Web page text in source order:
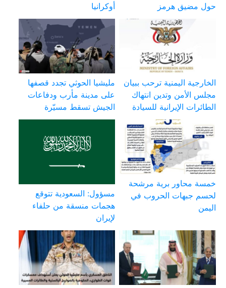
حول مضيق هرمز
أوكرانيا
الخارجية اليمنية ترحب ببيان
مجلس الأمن وتدين انتهاك
الطائرات الإيرانية للسيادة
مليشيا الحوثي تجدد قصفها
على مدينة مأرب ودفاعات
الجيش تسقط مسيّرة
خمسة محاور برية مرشحة
لحسم جبهات الحروب في
اليمن
مسؤول: السعودية تتوقع
هجمات منسقة من حلفاء
لإيران